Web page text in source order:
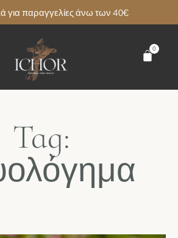
για παραγγελίες άνω των 40€
0
Tag: